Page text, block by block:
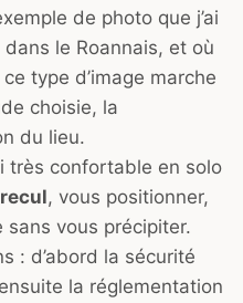
de photo que j’ai
le Roannais, et où
type d’image marche
choisie, la
du lieu.
très confortable en solo
, vous positionner,
vous précipiter.
: d’abord la sécurité
la réglementation